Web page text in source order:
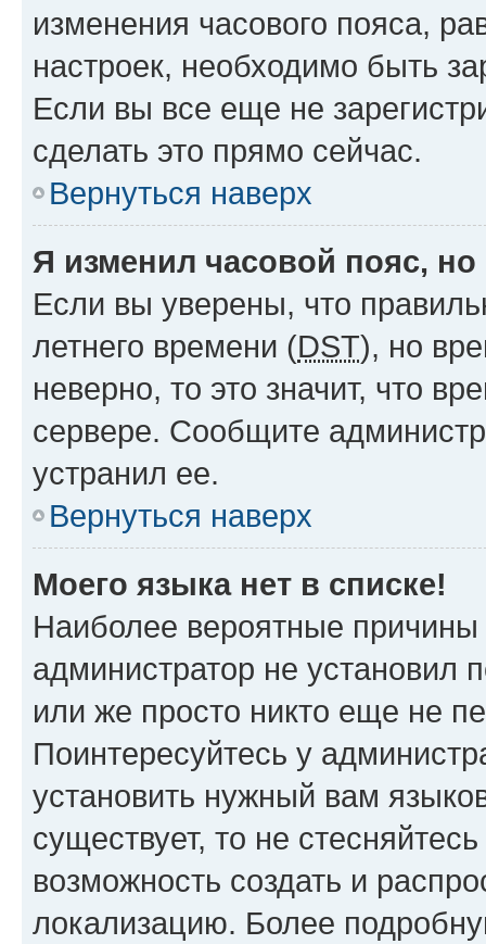
изменения часового пояса,
настроек, необходимо быть
Если вы все еще не
сделать это прямо сейчас.
Вернуться наверх
Я изменил часовой пояс,
Если вы уверены, что
летнего времени (DST), но
неверно, то это значит, что
сервере. Сообщите
устранил ее.
Вернуться наверх
Моего языка нет в списке!
Наиболее вероятные причины
администратор не установил
или же просто никто еще не
Поинтересуйтесь у
установить нужный вам
существует, то не
возможность создать и
локализацию. Более